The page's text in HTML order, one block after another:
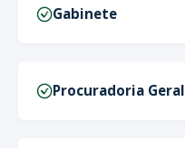
Gabinete
Procuradoria Geral